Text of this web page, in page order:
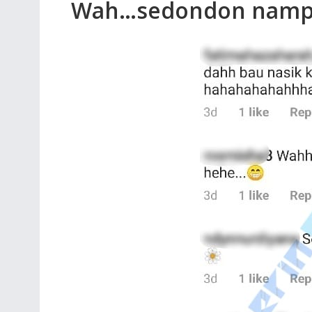
Wah…sedondon